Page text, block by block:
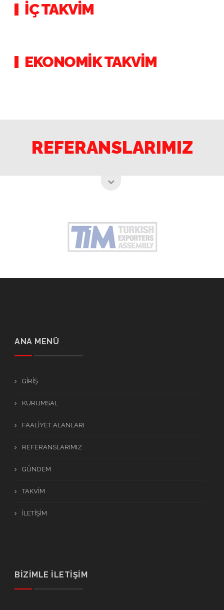
İÇ TAKVİM
EKONOMİK TAKVİM
REFERANSLARIMIZ
ANA MENÜ
GİRİŞ
KURUMSAL
FAALİYET ALANLARI
REFERANSLARIMIZ
GÜNDEM
TAKVİM
İLETİŞİM
BİZİMLE İLETİŞİM